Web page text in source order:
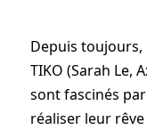
Depuis
TIKO (Sarah Le,
sont fascinés
réaliser leur